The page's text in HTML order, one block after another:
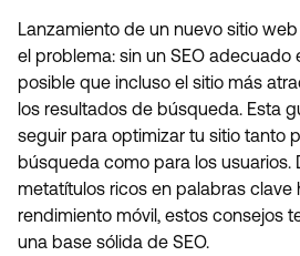
Lanzamiento de un nuevo sitio
el problema: sin un SEO adecuado
posible que incluso el sitio más
los resultados de búsqueda. Esta
seguir para optimizar tu sitio tanto
búsqueda como para los usuarios.
metatítulos ricos en palabras clave
rendimiento móvil, estos consejos
una base sólida de SEO.